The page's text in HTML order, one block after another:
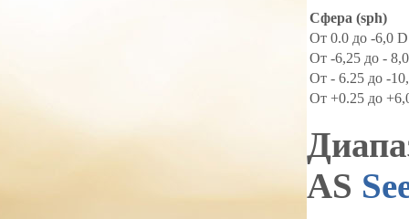
Сфера (sph)
От 0.0 до -6,0 D
От -6,25 до -
От - 6.25 до -
От +0.25 до
AS